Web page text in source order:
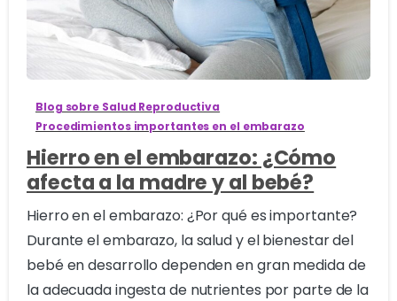
1
Blog sobre Salud Reproductiva
Procedimientos importantes en el embarazo
Hierro en el embarazo: ¿Cómo
afecta a la madre y al bebé?
Hierro en el embarazo: ¿Por qué es importante?
Durante el embarazo, la salud y el bienestar del
bebé en desarrollo dependen en gran medida de
la adecuada ingesta de nutrientes por parte de la